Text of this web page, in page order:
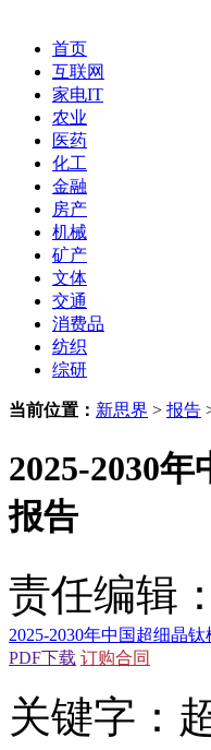
首页
互联网
家电IT
农业
医药
化工
金融
房产
机械
矿产
文体
交通
消费品
纺织
综研
当前位置： 新思界 > 报告
2025-2030
报告
责任编辑
2025-2030年中国超细晶
PDF下载 订购合同
关键字：